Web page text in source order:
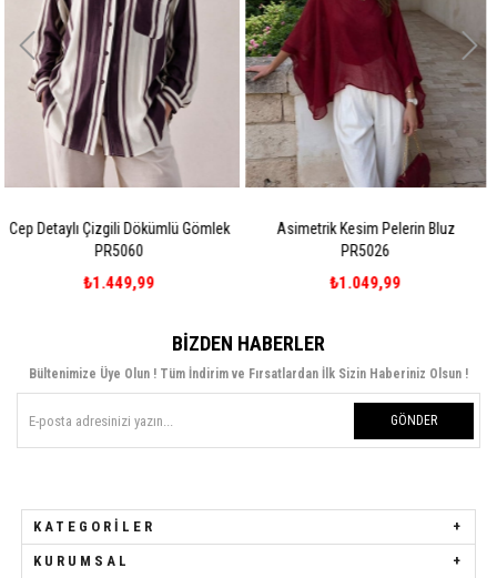
Asimetrik Kesim Pelerin Bluz
₺1.049,99
Dantel Detaylı Bağlamalı
Gömlek PR5108
₺1.299,99
BIZDEN HABERLER
Bültenimize Üye Olun ! Tüm İndirim ve Fırsatlardan İlk Sizin Haberiniz Olsun !
GÖNDER
KATEGORILER
KURUMSAL